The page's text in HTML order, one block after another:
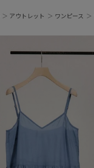
アウトレット ワンピース